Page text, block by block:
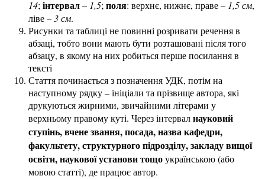
14;інтервал– 1,5;поля: верхнє, нижнє, праве – 1,5 см,
ліве –3 см.
Рисунки та таблиці не повинні розривати речення в
абзаці, тобто вони мають бути розташовані після того
абзацу, в якому на них робиться перше посилання в
тексті
Стаття починається з позначення УДК, потім на
наступному рядку – ініціали та прізвище автора, які
друкуються жирними, звичайними літерами у
верхньому правому куті. Через інтервалнауковий
ступінь, вчене звання, посада, назва кафедри,
факультету, структурного підрозділу, закладу вищої
освіти, наукової установи тощоукраїнською (або
мовою статті), де працює автор.